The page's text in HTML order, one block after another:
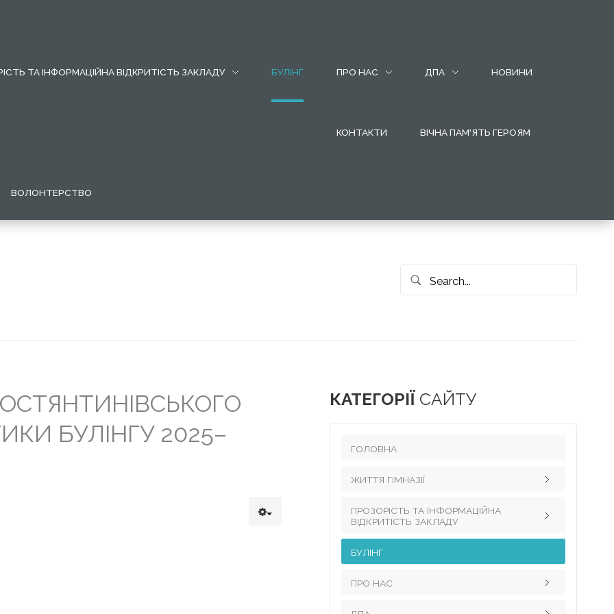
ТА ІНФОРМАЦІЙНА ВІДКРИТІСТЬ ЗАКЛАДУ БУЛІНГ ПРО НАС ДПА НОВИНИ
КОНТАКТИ ВІЧНА ПАМ'ЯТЬ ГЕРОЯМ
ВОЛОНТЕРСТВО
БУЛІНГУ 2025–
КАТЕГОРІЇ САЙТУ
ГОЛОВНА
ЖИТТЯ ГІМНАЗІЇ
Педагогічний колектив
Наші досягнення
Науково-методична робота
Виховна робота
ПРОЗОРІСТЬ ТА ІНФОРМАЦІЙНА
ВІДКРИТІСТЬ ЗАКЛАДУ
Інформація для вчителів
Науково-дослідницька робота з
БУЛІНГ
ПРО НАС